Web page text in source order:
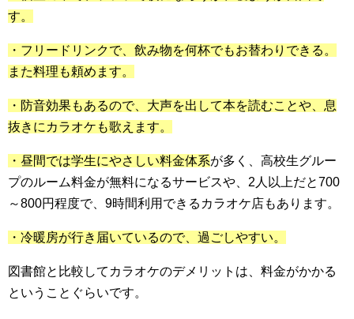
す。
・フリードリンクで、飲み物を何杯でもお替わりできる。
また料理も頼めます。
・防音効果もあるので、大声を出して本を読むことや、息
抜きにカラオケも歌えます。
・昼間では学生にやさしい料金体系が多く、高校生グルー
プのルーム料金が無料になるサービスや、2人以上だと700
～800円程度で、9時間利用できるカラオケ店もあります。
・冷暖房が行き届いているので、過ごしやすい。
図書館と比較してカラオケのデメリットは、料金がかかる
ということぐらいです。